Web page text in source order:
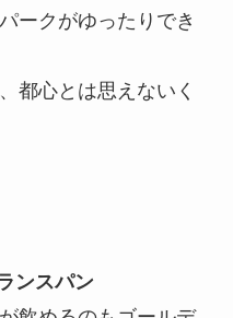
ークがゆったりでき
都心とは思えないく
ンスパン